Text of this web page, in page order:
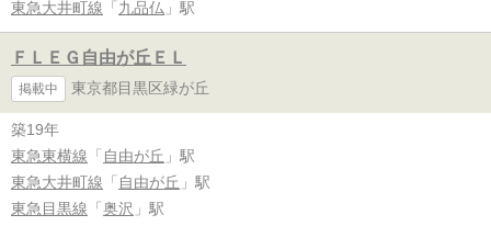
東急大井町線 「 九品仏 」駅
ＦＬＥＧ自由が丘ＥＬ
掲載中 東京都目黒区緑が丘
築19年
東急東横線 「 自由が丘 」駅
東急大井町線 「 自由が丘 」駅
東急目黒線 「 奥沢 」駅